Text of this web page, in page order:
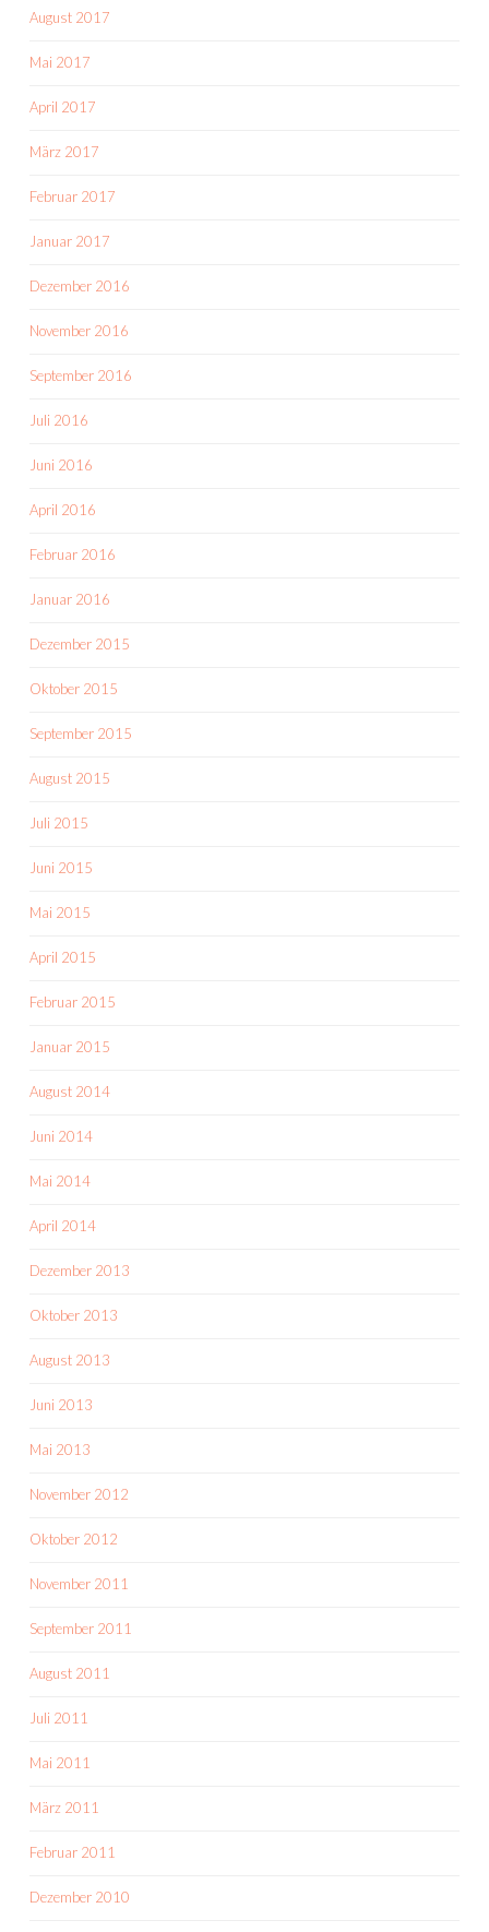
August 2017
Mai 2017
April 2017
März 2017
Februar 2017
Januar 2017
Dezember 2016
November 2016
September 2016
Juli 2016
Juni 2016
April 2016
Februar 2016
Januar 2016
Dezember 2015
Oktober 2015
September 2015
August 2015
Juli 2015
Juni 2015
Mai 2015
April 2015
Februar 2015
Januar 2015
August 2014
Juni 2014
Mai 2014
April 2014
Dezember 2013
Oktober 2013
August 2013
Juni 2013
Mai 2013
November 2012
Oktober 2012
November 2011
September 2011
August 2011
Juli 2011
Mai 2011
März 2011
Februar 2011
Dezember 2010